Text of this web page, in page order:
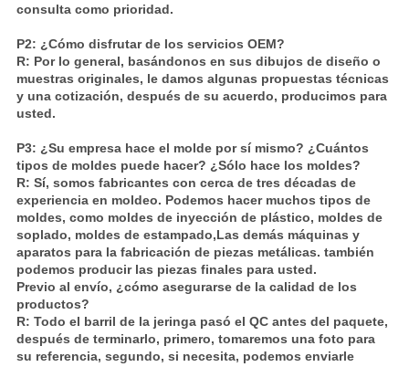
consulta como prioridad.
P2: ¿Cómo disfrutar de los servicios OEM?
R: Por lo general, basándonos en sus dibujos de diseño o
muestras originales, le damos algunas propuestas técnicas
y una cotización, después de su acuerdo, producimos para
usted.
P3: ¿Su empresa hace el molde por sí mismo? ¿Cuántos
tipos de moldes puede hacer? ¿Sólo hace los moldes?
R: Sí, somos fabricantes con cerca de tres décadas de
experiencia en moldeo. Podemos hacer muchos tipos de
moldes, como moldes de inyección de plástico, moldes de
soplado, moldes de estampado,Las demás máquinas y
aparatos para la fabricación de piezas metálicas. también
podemos producir las piezas finales para usted.
Previo al envío, ¿cómo asegurarse de la calidad de los
productos?
R: Todo el barril de la jeringa pasó el QC antes del paquete,
después de terminarlo, primero, tomaremos una foto para
su referencia, segundo, si necesita, podemos enviarle